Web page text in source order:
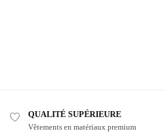
QUALITÉ SUPÉRIEURE
Vêtements en matériaux premium